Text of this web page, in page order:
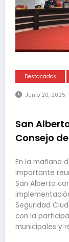
Destacados
Junio 20, 2025
San
Consejo
En la mañana
importante
San Alberto
Seguridad
con la
municipales y